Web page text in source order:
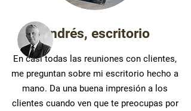
Andrés, escritorio
En casi todas las reuniones con clientes,
me preguntan sobre mi escritorio hecho a
mano. Da una buena impresión a los
clientes cuando ven que te preocupas por